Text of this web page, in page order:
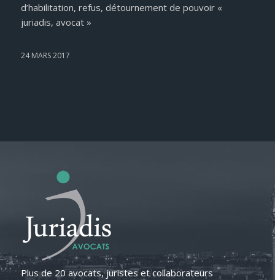
d’habilitation, refus, détournement de pouvoir «
juriadis, avocat »
24 MARS 2017
Plus de 20 avocats, juristes et collaborateurs